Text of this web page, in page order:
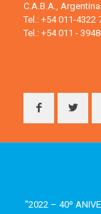
C.A.B.A., Argentina
Tel.: +54 011-4322
Tel.: +54 011 -
"2022 – 40º